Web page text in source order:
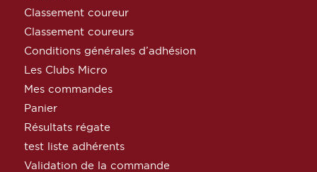
Classement coureur
Classement coureurs
Conditions générales d’adhésion
Les Clubs Micro
Mes commandes
Panier
Résultats régate
test liste adhérents
Validation de la commande